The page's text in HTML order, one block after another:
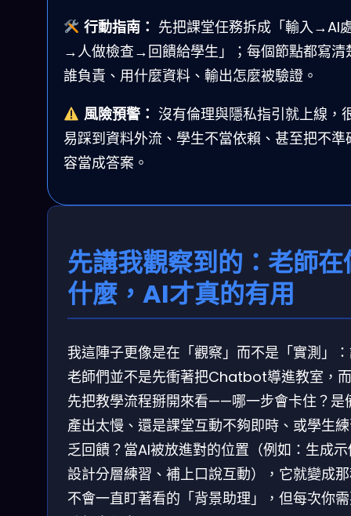
行動指南： 先把課堂任務拆成「輸入→AI
→人做檢查→回饋給學生」；每個節點都寫清
誰負責、用什麼資料、輸出怎麼被驗證。
風險預警： 沒有倫理與隱私指引就上線，
易踩到資料外流、學生不當依賴、甚至把不準
容當成答案。
先講我觀察到的：老師在
什麼，AI才真的有用
我這陣子更像是在「觀察」而不是「實測」
老師們並不是先衝著把Chatbot導進教室，
先把教學流程掰開來看——哪一步會卡住？是
產出太慢、還是課堂互動不夠即時、或學生
乏回饋？當AI被放進對的位置（例如：生成
設計分層練習、補上口說互動），它就變成
不會一直盯著看的「背景助理」，但每次你